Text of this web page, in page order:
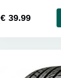
€ 39.99